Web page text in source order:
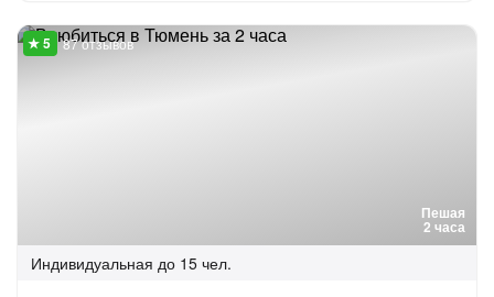
Пешая
2 часа
87 отзывов
Индивидуальная до 15 чел.